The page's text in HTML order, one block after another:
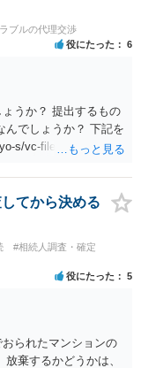
ブルの代理交渉
役にたった 6
うか？ 提出するもの
んでしょうか？ 下記を
s/vc-files/tokyo-s/file/
てから決める
#相続人調査・確定
役にたった 5
られたマンションの
棄するかどうかは、